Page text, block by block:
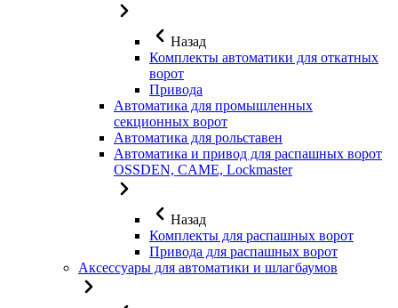
Назад
Комплекты автоматики для откатных
ворот
Привода
Автоматика для промышленных
секционных ворот
Автоматика для рольставен
Автоматика и привод для распашных ворот
OSSDEN, CAME, Lockmaster
Назад
Комплекты для распашных ворот
Привода для распашных ворот
Аксессуары для автоматики и шлагбаумов